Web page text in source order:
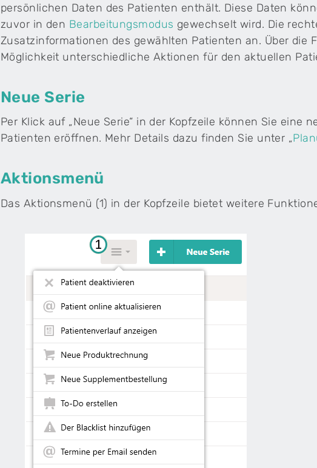
persönlichen Daten des Patienten enthält. Diese Daten
zuvor in den Bearbeitungsmodus gewechselt wird. Die
Zusatzinformationen des gewählten Patienten an. Über die
Möglichkeit unterschiedliche Aktionen für den aktuellen
Neue Serie
Per Klick auf „Neue Serie“ in der Kopfzeile können Sie eine
Patienten eröffnen. Mehr Details dazu finden Sie unter „
Aktionsmenü
Das Aktionsmenü (1) in der Kopfzeile bietet weitere